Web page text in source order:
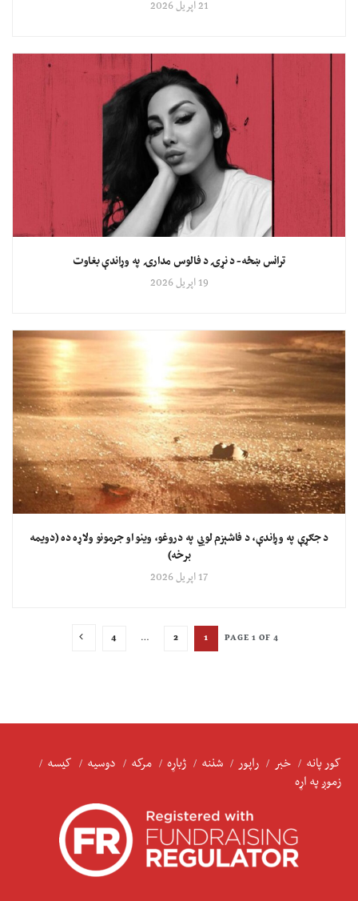
21 اپریل 2026
ترانس ښځه- د نړۍ د فالوس مدارۍ په وړاندې بغاوت
19 اپریل 2026
د جګړې په وړاندې، د فاشېزم لويي په دروغو، وینو او جرمونو ولاړه ده (دویمه
برخه)
17 اپریل 2026
PAGE 1 OF 4
1
2
…
4
کور پانه خبر راپور شننه ژباړه مرکه دوسیه
کیسه
زموږ په اړه